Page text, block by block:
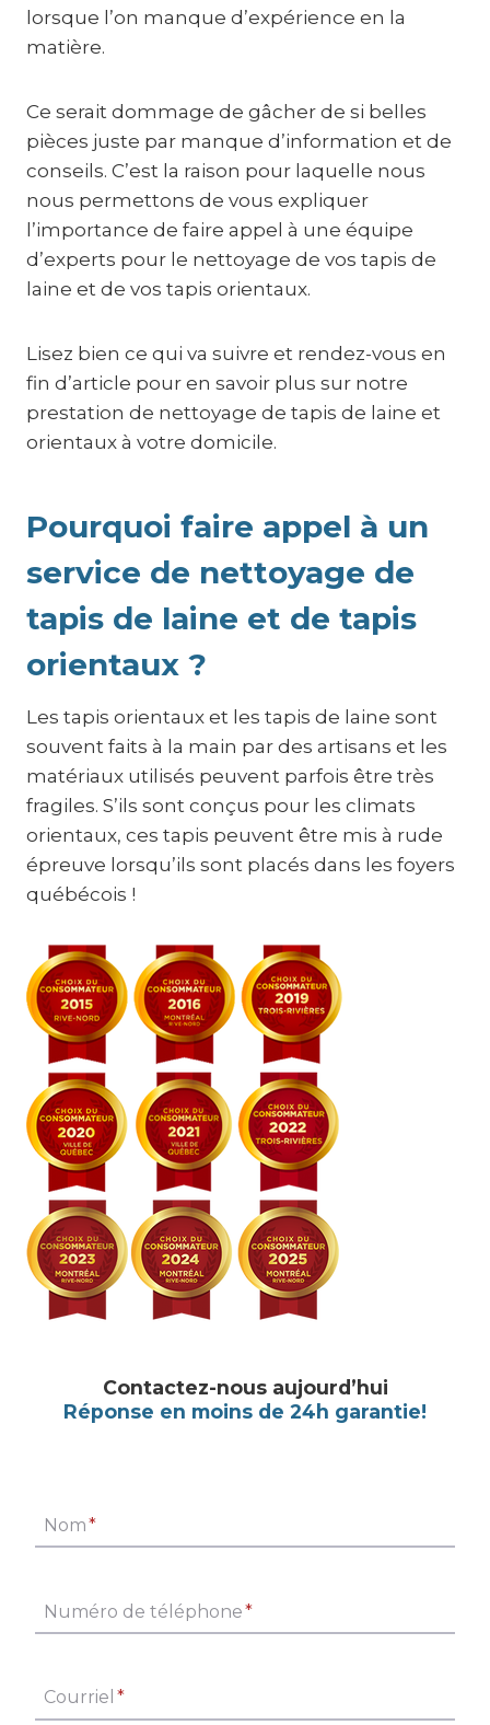
lorsque l’on manque d’expérience en la
matière.
Ce serait dommage de gâcher de si belles
pièces juste par manque d’information et de
conseils. C’est la raison pour laquelle nous
nous permettons de vous expliquer
l’importance de faire appel à une équipe
d’experts pour le nettoyage de vos tapis de
laine et de vos tapis orientaux.
Lisez bien ce qui va suivre et rendez-vous en
fin d’article pour en savoir plus sur notre
prestation de nettoyage de tapis de laine et
orientaux à votre domicile.
Pourquoi faire appel à un
service de nettoyage de
tapis de laine et de tapis
orientaux ?
Les tapis orientaux et les tapis de laine sont
souvent faits à la main par des artisans et les
matériaux utilisés peuvent parfois être très
fragiles. S’ils sont conçus pour les climats
orientaux, ces tapis peuvent être mis à rude
épreuve lorsqu’ils sont placés dans les foyers
québécois !
Contactez-nous aujourd’hui
Réponse en moins de 24h garantie!
Nom*
Numéro de téléphone*
Courriel *